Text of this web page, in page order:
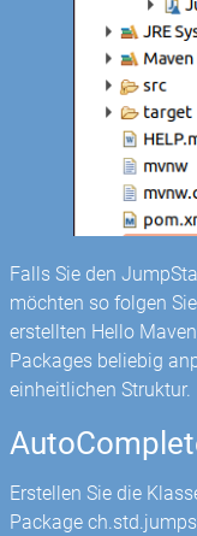
Falls Sie den
möchten so folgen
erstellten Hello
Packages beliebig
einheitlichen Struktur.
Erstellen Sie die
Package